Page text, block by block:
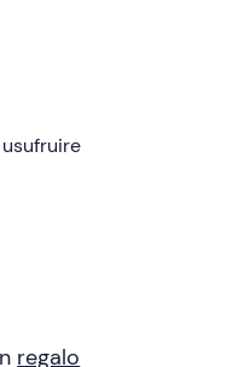
regalo